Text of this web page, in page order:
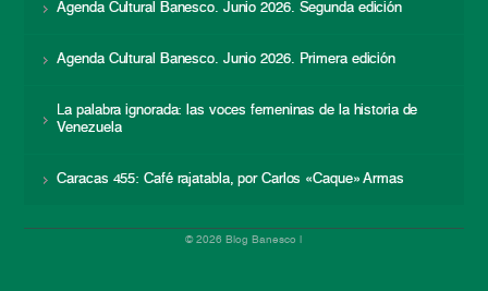
Agenda Cultural Banesco. Junio 2026. Segunda edición
Agenda Cultural Banesco. Junio 2026. Primera edición
La palabra ignorada: las voces femeninas de la historia de
Venezuela
Caracas 455: Café rajatabla, por Carlos «Caque» Armas
© 2026 Blog Banesco |